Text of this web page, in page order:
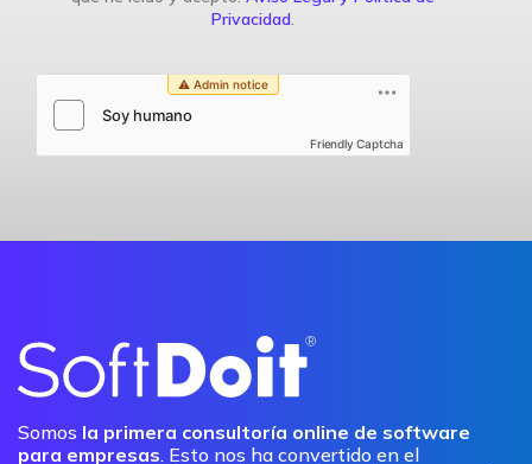
Privacidad.
Friendly Captcha
Somos la primera consultoría online de software
para empresas. Esto nos ha convertido en el